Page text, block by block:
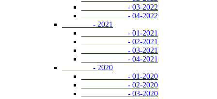
- 03-2022
- 04-2022
- 2021
- 01-2021
- 02-2021
- 03-2021
- 04-2021
- 2020
- 01-2020
- 02-2020
- 03-2020